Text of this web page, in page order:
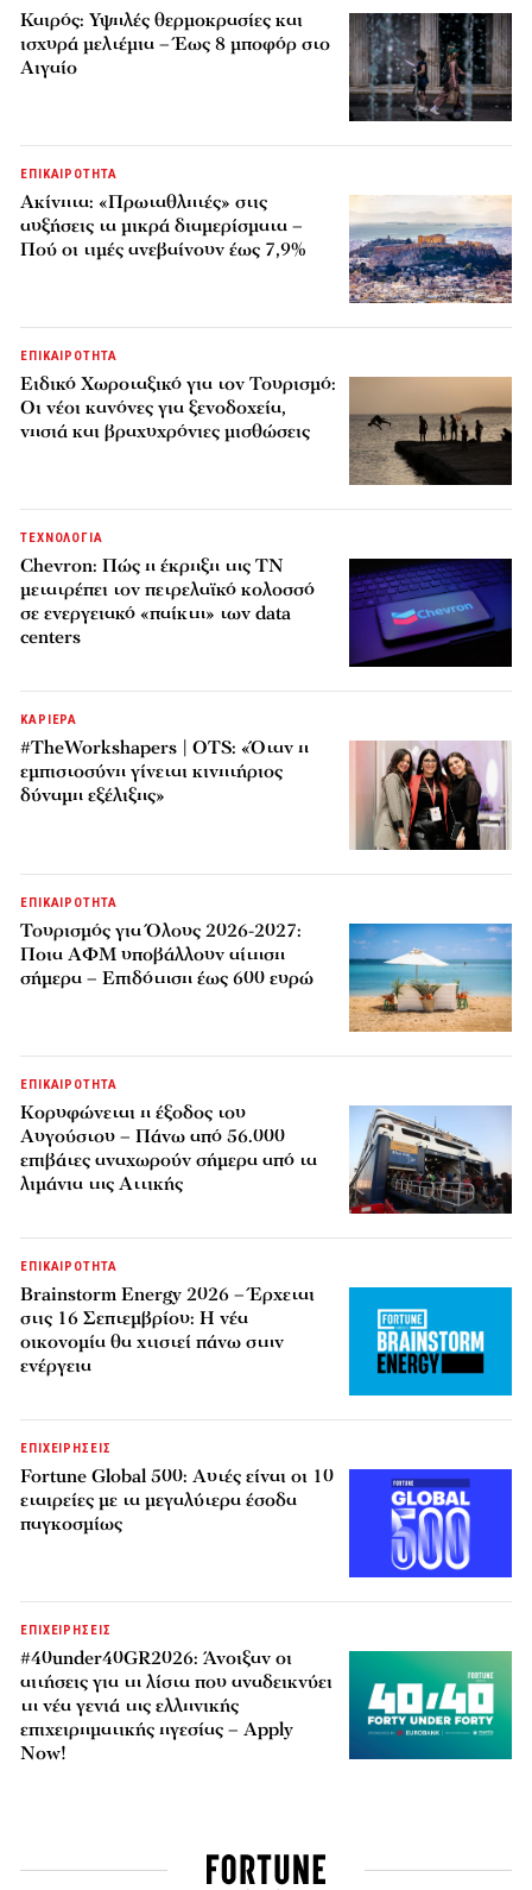
Καιρός: Υψηλές θερμοκρασίες και
ισχυρά μελτέμια – Έως 8 μποφόρ στο
Αιγαίο
ΕΠΙΚΑΙΡΟΤΗΤΑ
Ακίνητα: «Πρωταθλητές» στις
αυξήσεις τα μικρά διαμερίσματα –
Πού οι τιμές ανεβαίνουν έως 7,9%
ΕΠΙΚΑΙΡΟΤΗΤΑ
Ειδικό Χωροταξικό για τον Τουρισμό:
Οι νέοι κανόνες για ξενοδοχεία,
νησιά και βραχυχρόνιες μισθώσεις
ΤΕΧΝΟΛΟΓΙΑ
Chevron: Πώς η έκρηξη της ΤΝ
μετατρέπει τον πετρελαϊκό κολοσσό
σε ενεργειακό «παίκτη» των data
centers
ΚΑΡΙΕΡΑ
#TheWorkshapers | OTS: «Όταν η
εμπιστοσύνη γίνεται κινητήριος
δύναμη εξέλιξης»
ΕΠΙΚΑΙΡΟΤΗΤΑ
Τουρισμός για Όλους 2026-2027:
Ποια ΑΦΜ υποβάλλουν αίτηση
σήμερα – Επιδότηση έως 600 ευρώ
ΕΠΙΚΑΙΡΟΤΗΤΑ
Κορυφώνεται η έξοδος του
Αυγούστου – Πάνω από 56.000
επιβάτες αναχωρούν σήμερα από τα
λιμάνια της Αττικής
ΕΠΙΚΑΙΡΟΤΗΤΑ
Brainstorm Energy 2026 – Έρχεται
στις 16 Σεπτεμβρίου: Η νέα
οικονομία θα χτιστεί πάνω στην
ενέργεια
ΕΠΙΧΕΙΡΗΣΕΙΣ
Fortune Global 500: Αυτές είναι οι 10
εταιρείες με τα μεγαλύτερα έσοδα
παγκοσμίως
ΕΠΙΧΕΙΡΗΣΕΙΣ
#40under40GR2026: Άνοιξαν οι
αιτήσεις για τη λίστα που αναδεικνύει
τη νέα γενιά της ελληνικής
επιχειρηματικής ηγεσίας – Apply
Now!